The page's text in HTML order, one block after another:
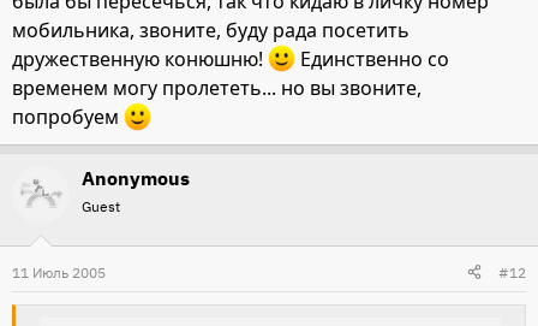
мобильника, звоните, буду рада посетить
дружественную конюшню!
Единственно со
временем могу пролететь... но вы звоните,
попробуем
Anonymous
Guest
11 Июль 2005 #12